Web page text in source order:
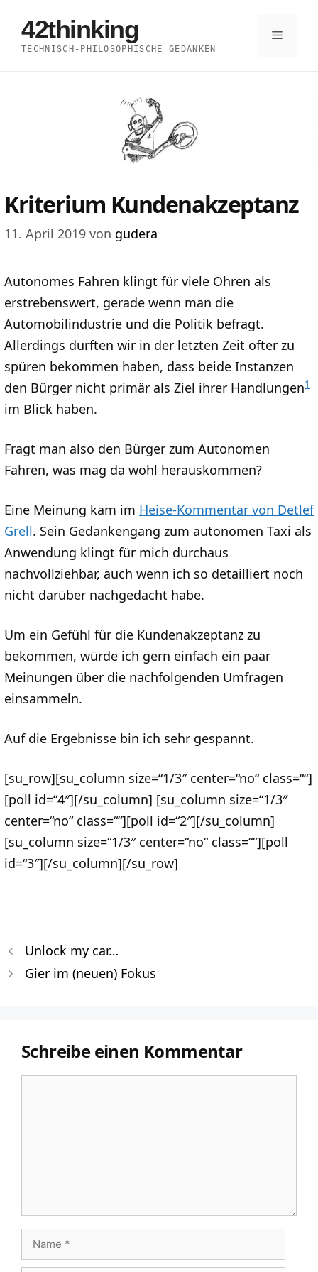
Inhalt
springen
42thinking
TECHNISCH-PHILOSOPHISCHE GEDANKEN
Menü
Kriterium Kundenakzeptanz
11. April 2019 von gudera
Autonomes Fahren klingt für viele Ohren als
erstrebenswert, gerade wenn man die
Automobilindustrie und die Politik befragt.
Allerdings durften wir in der letzten Zeit öfter zu
spüren bekommen haben, dass beide Instanzen
den Bürger nicht primär als Ziel ihrer Handlungen1
im Blick haben.
Fragt man also den Bürger zum Autonomen
Fahren, was mag da wohl herauskommen?
Eine Meinung kam im Heise-Kommentar von Detlef
Grell. Sein Gedankengang zum autonomen Taxi als
Anwendung klingt für mich durchaus
nachvollziehbar, auch wenn ich so detailliert noch
nicht darüber nachgedacht habe.
Um ein Gefühl für die Kundenakzeptanz zu
bekommen, würde ich gern einfach ein paar
Meinungen über die nachfolgenden Umfragen
einsammeln.
Auf die Ergebnisse bin ich sehr gespannt.
[su_row][su_column size=“1/3″ center=“no“ class=““]
[poll id=“4″][/su_column] [su_column size=“1/3″
center=“no“ class=““][poll id=“2″][/su_column]
[su_column size=“1/3″ center=“no“ class=““][poll
id=“3″][/su_column][/su_row]
Unlock my car…
Gier im (neuen) Fokus
Schreibe einen Kommentar
Name